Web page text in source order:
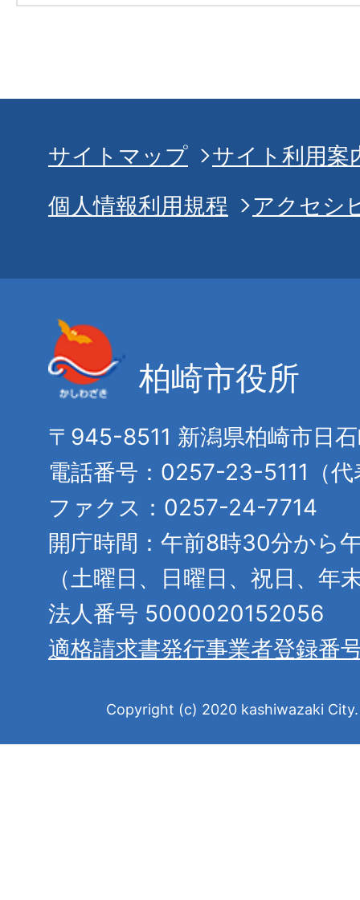
サイトマップ
サイト利用案
個人情報利用規程
アクセシ
柏崎市役所
〒945-8511 新潟県柏崎市日
電話番号：0257-23-5111（代
ファクス：0257-24-7714
開庁時間：午前8時30分から
（土曜日、日曜日、祝日、年
法人番号 5000020152056
適格請求書発行事業者登録番
Copyright (c) 2020 kashiwazaki